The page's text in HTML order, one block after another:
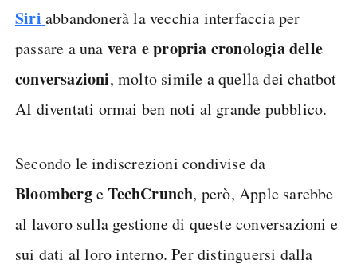
Siri abbandonerà la vecchia interfaccia per
passare a una vera e propria cronologia delle
conversazioni, molto simile a quella dei chatbot
AI diventati ormai ben noti al grande pubblico.
Secondo le indiscrezioni condivise da
BloombergeTechCrunch, però, Apple sarebbe
al lavoro sulla gestione di queste conversazioni e
sui dati al loro interno. Per distinguersi dalla